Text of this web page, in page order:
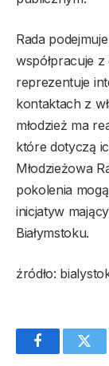
Rada
współpracuje
reprezentuje
kontaktach z
młodzież ma
które dotyczą
Młodzieżowa
pokolenia
inicjatyw
Białymstoku.
źródło:
Facebook